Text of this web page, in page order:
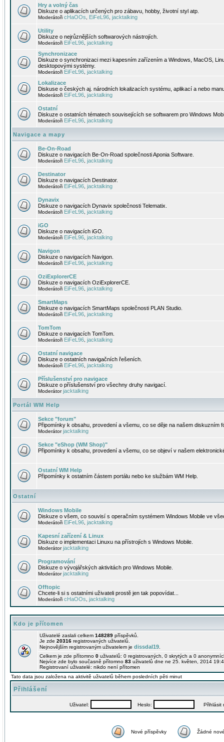
Hry a volný čas
Diskuze o aplikacích určených pro zábavu, hobby, životní styl atp.
Moderátoři cHaOOs EiFeL96 jacktalking
Utility
Diskuze o nejrůznějších softwarových nástrojích.
Moderátoři EiFeL96 jacktalking
Synchronizace
Diskuze o synchronizaci mezi kapesním zařízením a Windows, MacOS,
desktopovými systémy.
Moderátoři EiFeL96 jacktalking
Lokalizace
Diskuse o českých aj. národních lokalizacích systému, aplikací a nebo
Moderátoři EiFeL96 jacktalking
Ostatní
Diskuze o ostatních tématech souvisejících se softwarem pro Windows
Moderátoři EiFeL96 jacktalking
Navigace a mapy
Be-On-Road
Diskuze o navigacích Be-On-Road společnosti Aponia Software.
Moderátoři EiFeL96 jacktalking
Destinator
Diskuze o navigacích Destinator.
Moderátoři EiFeL96 jacktalking
Dynavix
Diskuze o navigacích Dynavix společnosti Telematix.
Moderátoři EiFeL96 jacktalking
iGO
Diskuze o navigacích iGO.
Moderátoři EiFeL96 jacktalking
Navigon
Diskuze o navigacích Navigon.
Moderátoři EiFeL96 jacktalking
OziExplorerCE
Diskuze o navigacích OziExplorerCE.
Moderátoři EiFeL96 jacktalking
SmartMaps
Diskuze o navigacích SmartMaps společnosti PLAN Studio.
Moderátoři EiFeL96 jacktalking
TomTom
Diskuze o navigacích TomTom.
Moderátoři EiFeL96 jacktalking
Ostatní navigace
Diskuze o ostatních navigačních řešeních.
Moderátoři EiFeL96 jacktalking
Příslušenství pro navigace
Diskuze o příslušenství pro všechny druhy navigací.
Moderátorjacktalking
Portál WM Help
Sekce "forum"
Připomínky k obsahu, provedení a všemu, co se děje na našem diskuzním
Moderátorjacktalking
Sekce "eShop (WM Shop)"
Připomínky k obsahu, provedení a všemu, co se objeví v našem
Ostatní WM Help
Připomínky k ostatním částem portálu nebo ke službám WM Help.
Ostatní
Windows Mobile
Diskuze o všem, co souvisí s operačním systémem Windows Mobile ve
Moderátoři EiFeL96 jacktalking
Kapesní zařízení & Linux
Diskuze o implementaci Linuxu na přístrojích s Windows Mobile.
Moderátorjacktalking
Programování
Diskuze o vývojářských aktivitách pro Windows Mobile.
Moderátorjacktalking
Offtopic
Chcete-li si s ostatními uživateli prostě jen tak popovídat...
Moderátoři cHaOOs jacktalking
Kdo je přítomen
Uživatelé zaslali celkem 148289 příspěvků.
Je zde 20316 registrovaných uživatelů.
Nejnovějším registrovaným uživatelem je dissdal19
Celkem je zde přítomno 0 uživatelů: 0 registrovaných, 0 skrytých a 0
Nejvíce zde bylo současně přítomno 83 uživatelů dne ne 25. květen, 2014
Registrovaní uživatelé: nikdo není přítomen
Tato data jsou založena na aktivitě uživatelů během posledních pěti minut
Přihlášení
Uživatel: Heslo: Přihlásit
Nové příspěvky Žádné